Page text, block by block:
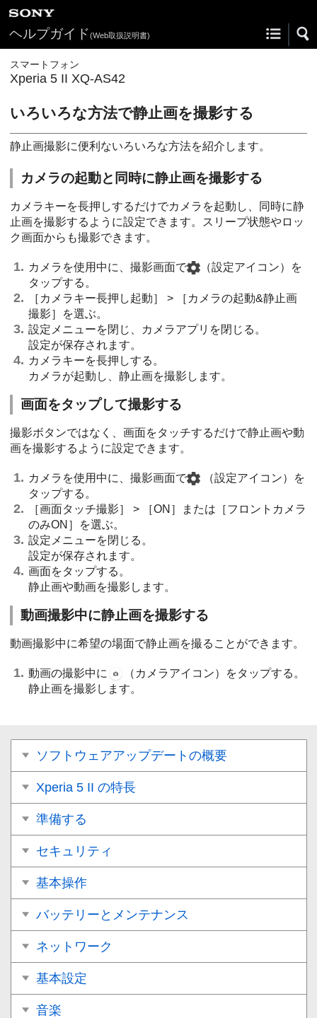
ヘルプガイド(Web取扱説明書)
スマートフォン
Xperia 5 II XQ-AS42
いろいろな方法で静止画を撮影する
静止画撮影に便利ないろいろな方法を紹介します。
カメラの起動と同時に静止画を撮影する
カメラキーを長押しするだけでカメラを起動し、同時に静
止画を撮影するように設定できます。スリープ状態やロッ
ク画面からも撮影できます。
カメラを使用中に、撮影画面で
（設定アイコン）を
タップする。
［カメラキー長押し起動］ > ［カメラの起動&静止画
撮影］を選ぶ。
設定メニューを閉じ、カメラアプリを閉じる。
設定が保存されます。
カメラキーを長押しする。
カメラが起動し、静止画を撮影します。
画面をタップして撮影する
撮影ボタンではなく、画面をタッチするだけで静止画や動
画を撮影するように設定できます。
カメラを使用中に、撮影画面で （設定アイコン）
を
タップする。
［画面タッチ撮影］ > ［ON］または［フロントカメラ
のみON］を選ぶ。
設定メニューを閉じる。
設定が保存されます。
画面をタップする。
静止画や動画を撮影します。
動画撮影中に静止画を撮影する
動画撮影中に希望の場面で静止画を撮ることができます。
動画の撮影中に
（カメラアイコン）をタップする。
静止画を撮影します。
ソフトウェアアップデートの概要
Xperia 5 II の特長
準備する
セキュリティ
基本操作
バッテリーとメンテナンス
ネットワーク
基本設定
音楽